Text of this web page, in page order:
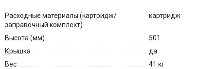
Расходные материалы (картридж/
заправочный комплект)
картридж
Высота (мм)
501
Крышка
да
Вес
41 кг